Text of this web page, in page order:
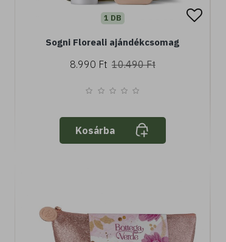
1 DB
Sogni Floreali ajándékcsomag
8.990 Ft 10.490 Ft
Kosárba